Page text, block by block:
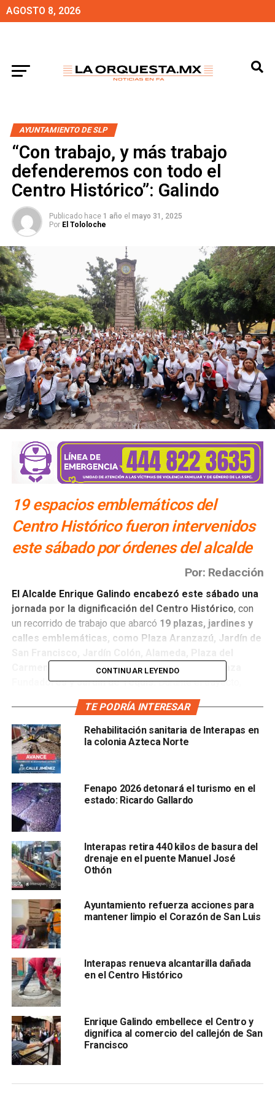
AGOSTO 8, 2026
AYUNTAMIENTO DE SLP
“Con trabajo, y más trabajo
defenderemos con todo el
Centro Histórico”: Galindo
Publicado hace 1 año el mayo 31, 2025
Por El Tololoche
19 espacios emblemáticos del
Centro Histórico fueron intervenidos
este sábado por órdenes del alcalde
Por: Redacción
El Alcalde Enrique Galindo encabezó este sábado una
jornada por la dignificación del Centro Histórico, con
un recorrido de trabajo que abarcó 19 plazas, jardines y
calles emblemáticas, como Plaza Aranzazú, Jardín de
Carmen, San Juan de Dios, Plaza de Armas, Plaza
Fundadores y Jardín de Tequis.Durante el trayecto,
Enrique Galindo supervisó labores de mantenimiento,
limpieza, rehabilitación urbana y atención ciudadana, con la
participación directa de todas las áreas municipales.
El Presidente Municipal reafirmó que el Centro
Histórico es una prioridad para su administración,
solo como símbolo cultural, sino como un espacio vivo,
digno y seguro para la convivencia de potosinos y
visitantes: “No vamos a permitir que el Centro se degrade,
lo vamos a seguir defendiendo con acciones, con
presencia institucional y con la participación de todos”.
Alfredo Arroyo, propietario del reconocido Café
Cortao, calificó esta jornada de trabajo como una
“reunión por amor a San Luis”
, donde se demuestra que
con acciones conjuntas es posible mantener el Centro
Histórico en buenas condiciones. “Es algo que no se había
visto, todos trabajando por la ciudad que queremos”,
expresó.
CONTINUAR LEYENDO
TE PODRÍA INTERESAR
Rehabilitación sanitaria de Interapas en
la colonia Azteca Norte
Fenapo 2026 detonará el turismo en el
estado: Ricardo Gallardo
Interapas retira 440 kilos de basura del
drenaje en el puente Manuel José
Othón
Ayuntamiento refuerza acciones para
mantener limpio el Corazón de San Luis
Interapas renueva alcantarilla dañada
en el Centro Histórico
Enrique Galindo embellece el Centro y
dignifica al comercio del callejón de San
Francisco